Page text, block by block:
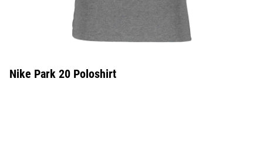
Nike Park 20 Poloshirt